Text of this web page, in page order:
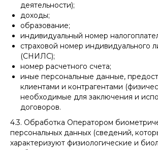
деятельности);
доходы;
образование;
индивидуальный номер
страховой номер индивидуального
(СНИЛС);
номер расчетного счета;
иные персональные данные,
клиентами и контрагентами
необходимые для заключения и
договоров.
4.3. Обработка Оператором
персональных данных (сведений,
характеризуют физиологические и